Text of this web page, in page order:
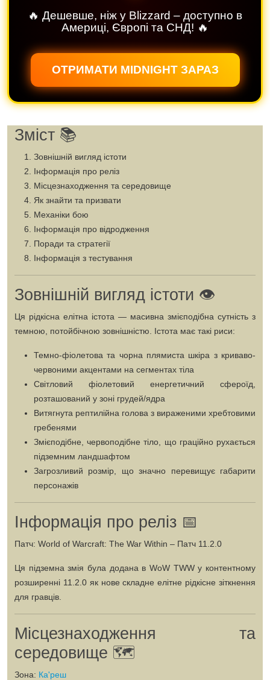
🔥 Дешевше, ніж у Blizzard – доступно в
Америці, Європі та СНД! 🔥
ОТРИМАТИ MIDNIGHT ЗАРАЗ
Зміст 📚
Зовнішній вигляд істоти
Інформація про реліз
Місцезнаходження та середовище
Як знайти та призвати
Механіки бою
Інформація про відродження
Поради та стратегії
Інформація з тестування
Зовнішній вигляд істоти 👁️
Ця рідкісна елітна істота — масивна змієподібна сутність з
темною, потойбічною зовнішністю. Істота має такі риси:
Темно-фіолетова та чорна плямиста шкіра з криваво-
червоними акцентами на сегментах тіла
Світловий фіолетовий енергетичний сфероїд
розташований у зоні грудей/ядра
Витягнута рептилійна голова з вираженими хребтовими
гребенями
Змієподібне, червоподібне тіло , що граційно рухається
підземним ландшафтом
Загрозливий розмір , що значно перевищує габарити
персонажів
Інформація про реліз 📅
Патч: World of Warcraft: The War Within – Патч 11.2.0
Ця підземна змія була додана в WoW TWW у контентному
розширенні 11.2.0 як нове складне елітне рідкісне зіткнення
для гравців.
Місцезнаходження та
середовище 🗺️
Зона: Ка'реш